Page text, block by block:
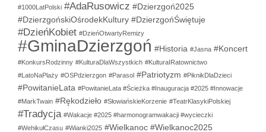
#1000LatPolski #AdaRusowicz #Dzierzgoń2025
#DzierzgońskiOśrodekKultury #DzierzgońŚwiętuje
#DzieńKobiet #DzieńOtwartyRemizy
#GminaDzierzgoń #Historia #Jasna #Koncert
#KonkursRodzinny #KulturaDlaWszystkich #KulturaIRatownictwo
#LatoNaPlaży #OSPdzierzgon #Parasol #Patriotyzm #PiknikDlaDzieci
#PowitanieLata #PowitanieLata #Ścieżka #Inauguracja #2025 #Innowacje
#MarkTwain #Rękodzieło #SłowiańskieKorzenie #TeatrKlasykiPolskiej
#Tradycja #Wakacje #2025 #harmonogramwakacji #wycieczki
#WehikułCzasu #Wianki2025 #Wielkanoc #Wielkanoc2025